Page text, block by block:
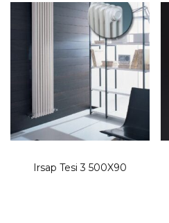
Irsap Tesi 3 500X90